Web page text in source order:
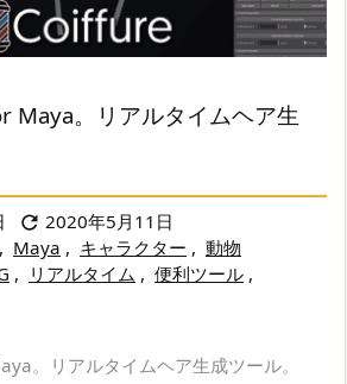
Maya。リアルタイムヘア生
 2020年5月11日
, Maya , キャラクター , 動物
, リアルタイム , 便利ツール ,
。リアルタイムヘア生成ツール。